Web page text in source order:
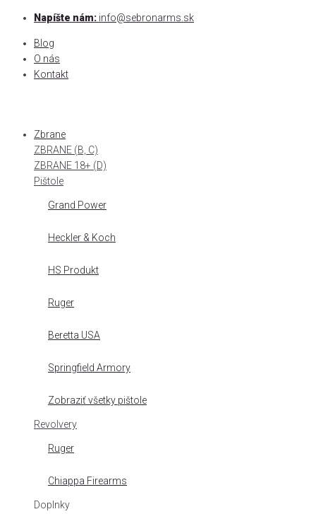
Skip
content
Napíšte nám: info@sebronarms.sk
Blog
O nás
Kontakt
Zbrane
ZBRANE (B, C)
ZBRANE 18+ (D)
Pištole
Grand Power
Heckler & Koch
HS Produkt
Ruger
Beretta USA
Springfield Armory
Zobraziť všetky pištole
Revolvery
Ruger
Chiappa Firearms
Doplnky